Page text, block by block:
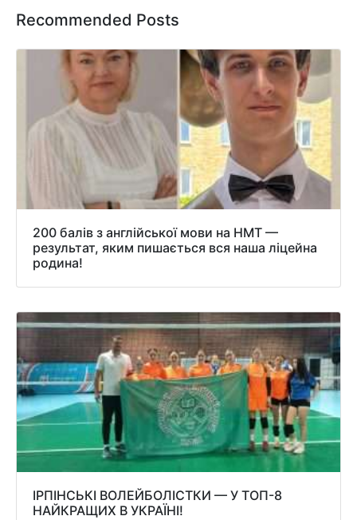
Recommended Posts
200 балів з англійської мови на НМТ —
результат, яким пишається вся наша ліцейна
родина!
ІРПІНСЬКІ ВОЛЕЙБОЛІСТКИ — У ТОП-8
НАЙКРАЩИХ В УКРАЇНІ!